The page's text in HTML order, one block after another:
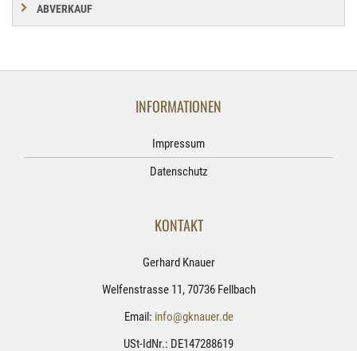
ABVERKAUF
INFORMATIONEN
Impressum
Datenschutz
KONTAKT
Gerhard Knauer
Welfenstrasse 11, 70736 Fellbach
Email: info@gknauer.de
USt-IdNr.: DE147288619